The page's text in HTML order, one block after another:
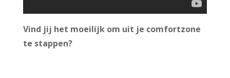
Vind jij het moeilijk om uit je comfortzone
te stappen?